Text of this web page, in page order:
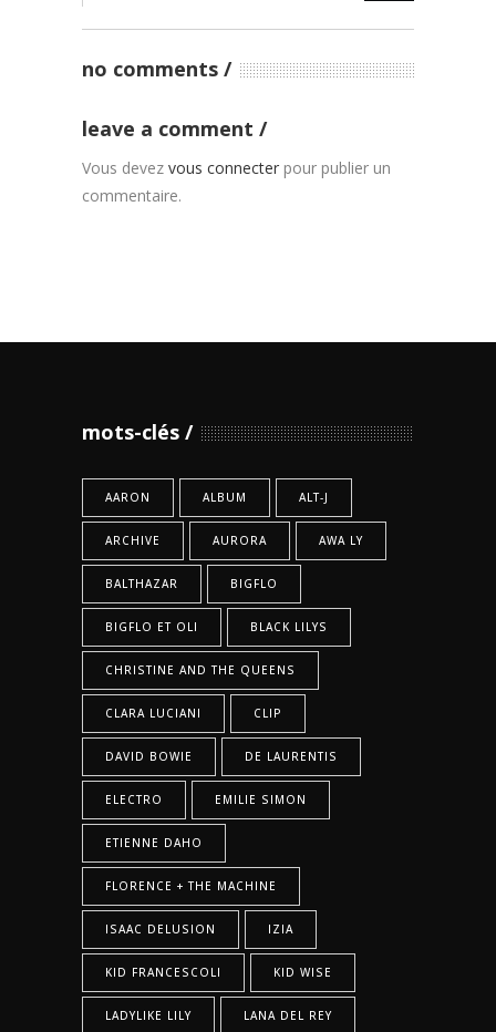
no comments
leave a comment
Vous devez vous connecter pour publier un
commentaire.
mots-clés
AARON ALBUM ALT-J
ARCHIVE AURORA AWA LY
BALTHAZAR BIGFLO
BIGFLO ET OLI BLACK LILYS
CHRISTINE AND THE QUEENS
CLARA LUCIANI CLIP
DAVID BOWIE DE LAURENTIS
ELECTRO EMILIE SIMON
ETIENNE DAHO
FLORENCE + THE MACHINE
ISAAC DELUSION IZIA
KID FRANCESCOLI KID WISE
LADYLIKE LILY LANA DEL REY